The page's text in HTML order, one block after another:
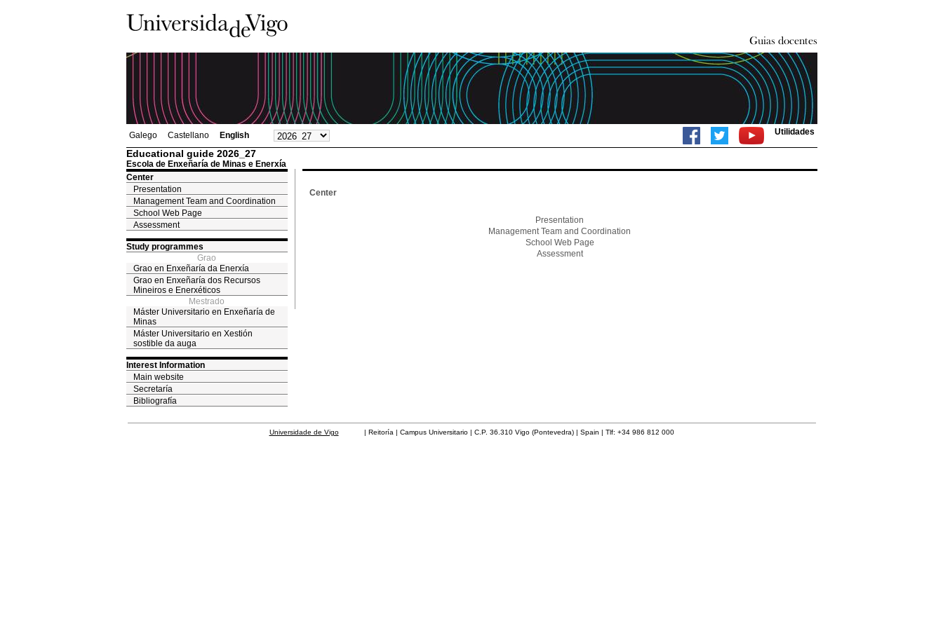
Galego Castellano English Utilidades
Educational guide 2026_27
Escola de Enxeñaría de Minas e Enerxía
Center
Presentation
Management Team and Coordination
School Web Page
Assessment
Study programmes
Grao
Grao en Enxeñaría da Enerxía
Grao en Enxeñaría dos Recursos
Mineiros e Enerxéticos
Mestrado
Máster Universitario en Enxeñaría de
Minas
Máster Universitario en Xestión
sostible da auga
Interest Information
Main website
Secretaría
Bibliografía
Center
Presentation
Management Team and Coordination
School Web Page
Assessment
Universidade de Vigo| Reitoría | Campus Universitario | C.P. 36.310 Vigo (Pontevedra) | Spain | Tlf: +34 986 812 000